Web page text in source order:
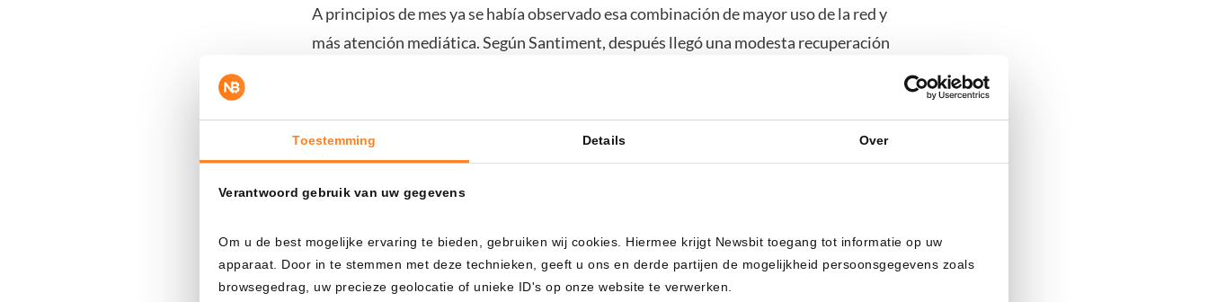
Toestemming Details Over
Verantwoord gebruik van uw gegevens
Om u de best mogelijke ervaring te bieden, gebruiken wij cookies. Hiermee krijgt Newsbit toegang tot informatie op uw
apparaat. Door in te stemmen met deze technieken, geeft u ons en derde partijen de mogelijkheid persoonsgegevens zoals
browsegedrag, uw precieze geolocatie of unieke ID's op onze website te verwerken.
A principios de mes ya se había observado esa combinación de mayor uso de la red y
más atención mediática. Según Santiment, después llegó una modesta recuperación
El sentimiento negativo puede alimentar un rebote
conversaciones se centra en las críticas al fundador de Cardano,
y en la inquietud sobre la gobernanza de la red.
Hoskinson advirtió a principios de mes de que más proyectos cripto podrían